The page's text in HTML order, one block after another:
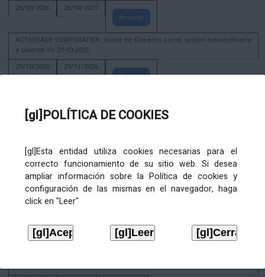
[gl]POLÍTICA DE COOKIES
[gl]Esta entidad utiliza cookies necesarias para el
correcto funcionamiento de su sitio web. Si desea
ampliar información sobre la Política de cookies y
configuración de las mismas en el navegador, haga
click en "Leer"
25/03/2026
26/04/2027
Amosar
ACTIVIDADE CORPORATIVA. Xunta de Goberno Local sesión extraordinaria
e urxente do 29-10-2025
29/10/2025
29/11/2026
Amosar
constitutiva da Xunta de Goberno Local extraordinaria e urxente 21.6.2023
Xunta de Goberno Local extraordinaria e urxente 01.08.2022
02/08/2022
Amosar
ACTIVIDADE CORPORATIVA. Xunta de Goberno Local do 30 de decembro
28/12/2020
Amosar
ACTIVIDADE CORPORATIVA. Extracto do Pleno ordinario de data 2.7.2020